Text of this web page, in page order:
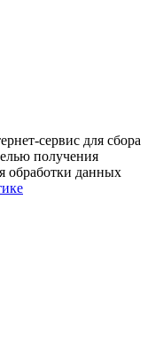
сервис для сбора
получения
обработки данных